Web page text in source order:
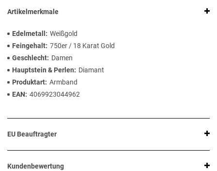
Artikelmerkmale
Edelmetall
Weißgold
Feingehalt 750er / 18 Karat Gold
Geschlecht
Damen
Hauptstein & Perlen
Diamant
Produktart Armband
EAN
4069923044962
EU Beauftragter
Kundenbewertung